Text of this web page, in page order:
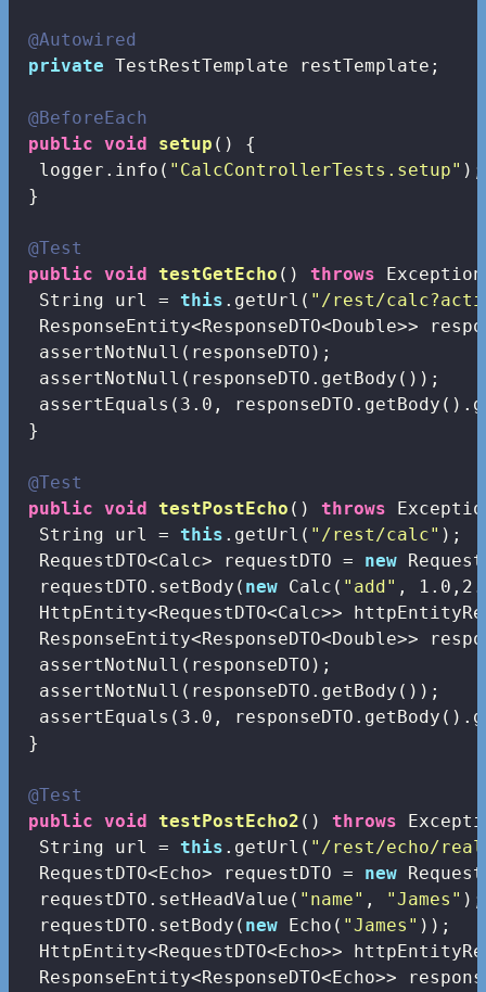
@Autowired
private TestRestTemplate restTemplate;
@BeforeEach
public void setup ()
{
  logger.info(
"CalcControllerTests.setup" );
}
@Test
public void testGetEcho () throws
  String url =
this .getUrl( "/rest/
ResponseEntity<ResponseDTO<Double>>
  assertNotNull(responseDTO);
  assertNotNull(responseDTO.getBody());
  assertEquals(
3.0 ,
}
@Test
public void testPostEcho () throws
  String url =
this .getUrl( "/rest/calc" );
  RequestDTO<Calc> requestDTO =
new
  requestDTO.setBody(
new Calc( "add" , 1.0 ,
HttpEntity<RequestDTO<Calc>>
ResponseEntity<ResponseDTO<Double>>
  assertNotNull(responseDTO);
  assertNotNull(responseDTO.getBody());
  assertEquals(
3.0 ,
}
@Test
public void testPostEcho2 () throws
  String url =
this .getUrl( "/rest/echo/
  RequestDTO<Echo> requestDTO =
new
  requestDTO.setHeadValue(
"name" , "James" );
  requestDTO.setBody(
new Echo( "James" ));
HttpEntity<RequestDTO<Echo>>
ResponseEntity<ResponseDTO<Echo>>